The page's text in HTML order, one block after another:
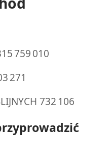
759 010
271
732 106